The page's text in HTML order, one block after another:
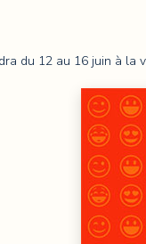
du 12 au 16 juin à